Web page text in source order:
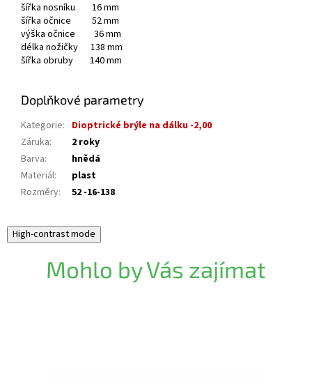
šířka nosníku 16 mm
šířka očnice 52 mm
výška očnice 36 mm
délka nožičky 138 mm
šířka obruby 140 mm
Doplňkové parametry
Kategorie: Dioptrické brýle na dálku -2,00
Záruka:
2 roky
Barva:
hnědá
Materiál:
plast
Rozměry: 52 -16-138
High-contrast mode
Mohlo by Vás zajímat